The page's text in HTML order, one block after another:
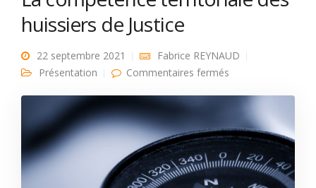
huissiers de Justice
22 septembre 2021
Fabrice REYNAUD
Présentation
Commentaires fermés
huissiers de Justice